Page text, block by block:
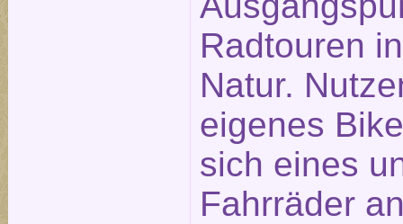
Radtouren
Natur.
eigenes
sich eines
Fahrräder